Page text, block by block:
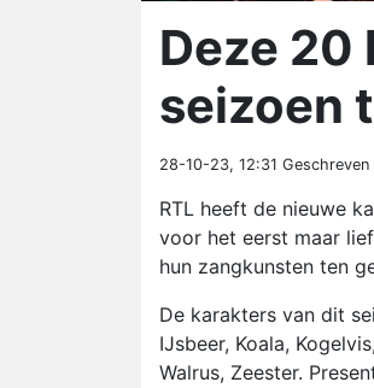
Deze 20
seizoen
28-10-23, 12:31
RTL heeft de nieuwe
voor het eerst maar
hun zangkunsten ten
De karakters van dit
IJsbeer, Koala,
Walrus, Zeester.